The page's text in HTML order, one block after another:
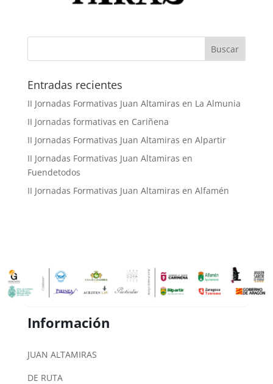
Buscar
Entradas recientes
II Jornadas Formativas Juan Altamiras en La Almunia
II Jornadas formativas en Cariñena
II Jornadas Formativas Juan Altamiras en Alpartir
II Jornadas Formativas Juan Altamiras en
Fuendetodos
II Jornadas Formativas Juan Altamiras en Alfamén
Información
JUAN ALTAMIRAS
DE RUTA